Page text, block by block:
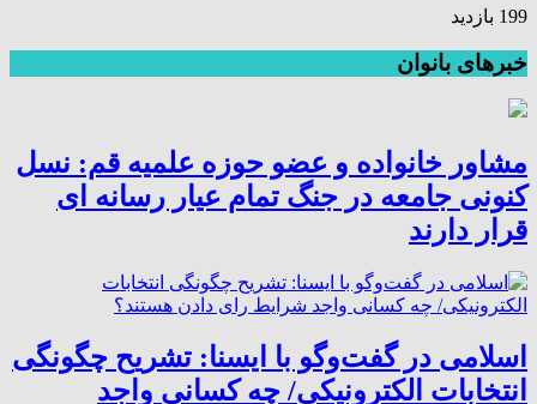
199 بازدید
خبرهای بانوان
مشاور خانواده و عضو حوزه علمیه قم: نسل
کنونی جامعه در جنگ تمام عیار رسانه ای
قرار دارند
اسلامی در گفت‌وگو با ایسنا: تشریح چگونگی
انتخابات الکترونیکی/ چه کسانی واجد